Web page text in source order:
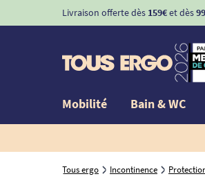
Livraison offerte dès159€et dès99€sur
Mobilité Bain & WC
Tous ergo Incontinence